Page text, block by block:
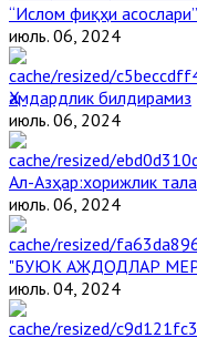
“Ислом фиқҳи
июль. 06, 2024
Ҳамдардлик билдирамиз
июль. 06, 2024
Aл-Aзҳар:хорижлик
июль. 06, 2024
"БУЮК АЖДОДЛАР
июль. 04, 2024